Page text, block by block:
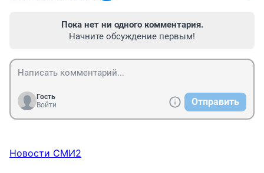
Пока нет ни одного комментария.
Начните обсуждение первым!
Гость
Войти
Отправить
Новости СМИ2